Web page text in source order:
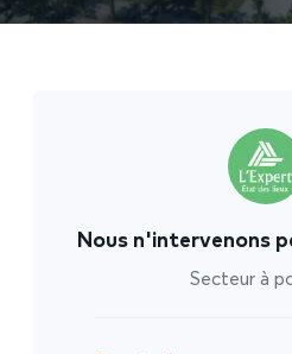
Nous n'intervenons
Secteur à